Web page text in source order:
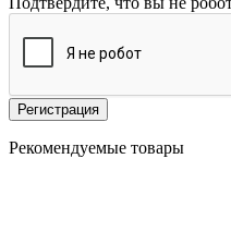
Регистрация
Рекомендуемые товары